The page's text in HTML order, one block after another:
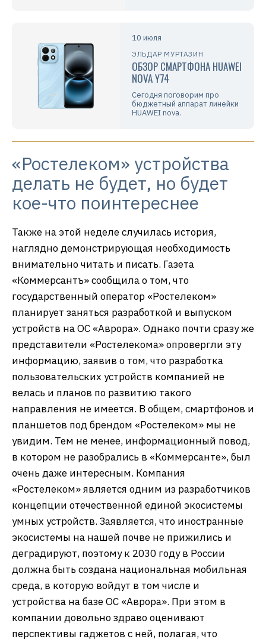
10 июля
ЭЛЬДАР МУРТАЗИН
ОБЗОР СМАРТФОНА HUAWEI
NOVA Y74
Сегодня поговорим про
бюджетный аппарат линейки
HUAWEI nova.
«Ростелеком» устройства
делать не будет, но будет
кое-что поинтереснее
Также на этой неделе случилась история,
наглядно демонстрирующая необходимость
внимательно читать и писать. Газета
«Коммерсантъ» сообщила о том, что
государственный оператор «Ростелеком»
планирует заняться разработкой и выпуском
устройств на ОС «Аврора». Однако почти сразу же
представители «Ростелекома» опровергли эту
информацию, заявив о том, что разработка
пользовательских устройств компанией не
велась и планов по развитию такого
направления не имеется. В общем, смартфонов и
планшетов под брендом «Ростелеком» мы не
увидим. Тем не менее, информационный повод,
в котором не разобрались в «Коммерсанте», был
очень даже интересным. Компания
«Ростелеком» является одним из разработчиков
концепции отечественной единой экосистемы
умных устройств. Заявляется, что иностранные
экосистемы на нашей почве не прижились и
деградируют, поэтому к 2030 году в России
должна быть создана национальная мобильная
среда, в которую войдут в том числе и
устройства на базе ОС «Аврора». При этом в
компании довольно здраво оценивают
перспективы гаджетов с ней, полагая, что